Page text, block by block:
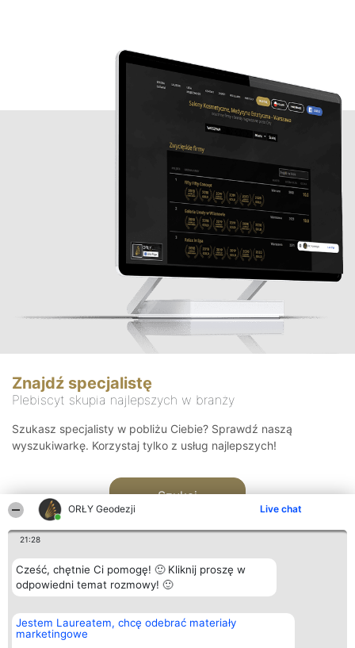
ORŁY Geodezji Live chat
21:28
Cześć, chętnie Ci pomogę! 🙂 Kliknij proszę w
odpowiedni temat rozmowy! 🙂
Jestem Laureatem, chcę odebrać materiały
marketingowe
Znajdź specjalistę
Plebiscyt skupia najlepszych w branży
Szukasz specjalisty w pobliżu Ciebie? Sprawdź naszą
wyszukiwarkę. Korzystaj tylko z usług najlepszych!
Szukaj
Organizator plebiscytu
Bright Side Solutions sp. z o.
o. sp. k.
Plebiscyt
Laureaci
Kontakt
Kontakt